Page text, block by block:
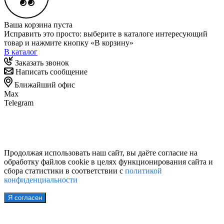
Ваша корзина пуста
Исправить это просто: выберите в каталоге интересующий
товар и нажмите кнопку «В корзину»
В каталог
Заказать звонок
Написать сообщение
Ближайший офис
Max
Telegram
Продолжая использовать наш сайт, вы даёте согласие на
обработку файлов cookie в целях функционирования сайта и
сбора статистики в соответствии с политикой
конфиденциальности
Я согласен